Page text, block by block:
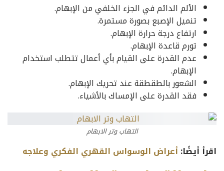
الألم الدائم في الجزء الخلفي من الإبهام.
تنميل الإصبع بصورة مستمرة.
ارتفاع درجة حرارة الإبهام.
تورم قاعدة الإبهام.
عدم القدرة على القيام بأي أعمال تتطلب استخدام
الإبهام.
الشعور بالطقطقة عند تحريك الإبهام.
فقد القدرة على الإمساك بالأشياء.
التهاب وتر الابهام
اقرأ أيضًا: أعراض الوسواس القهري الفكري وعلاجه